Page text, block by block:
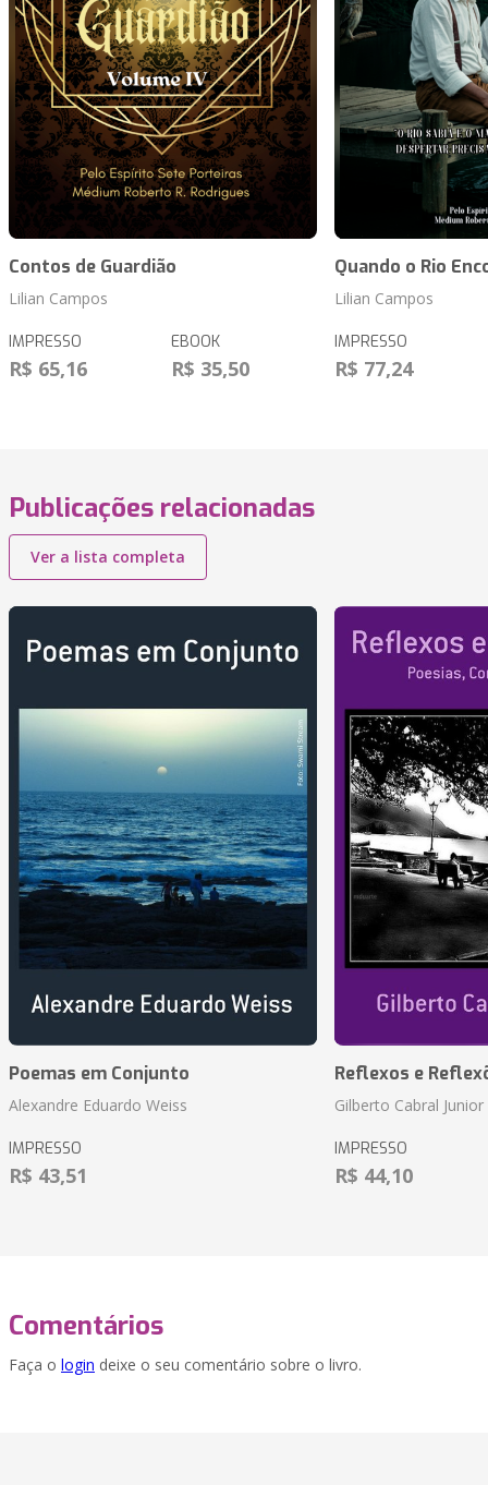
Contos de Guardião
Lilian Campos
IMPRESSO
R$ 65,16
EBOOK
R$ 35,50
Quando o Rio
Lilian Campos
IMPRESSO
R$ 77,24
Publicações relacionadas
Ver a lista completa
Poemas em Conjunto
Alexandre Eduardo Weiss
IMPRESSO
R$ 43,51
Reflexos e
Gilberto Cabral Junior
IMPRESSO
R$ 44,10
Comentários
Faça o login deixe o seu comentário sobre o livro.